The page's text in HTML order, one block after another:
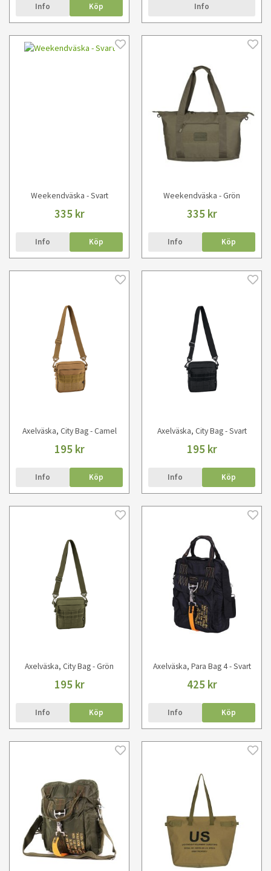
Info Köp Info
Weekendväska - Svart
335 kr
Info Köp
Weekendväska - Grön
335 kr
Info Köp
Axelväska, City Bag - Camel
195 kr
Info Köp
Axelväska, City Bag - Svart
195 kr
Info Köp
Axelväska, City Bag - Grön
195 kr
Info Köp
Axelväska, Para Bag 4 - Svart
425 kr
Info Köp